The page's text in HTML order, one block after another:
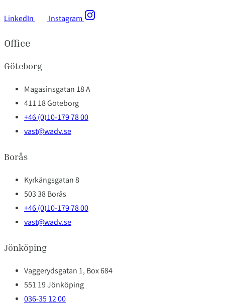
LinkedIn Instagram
Office
Göteborg
Magasinsgatan 18 A
411 18 Göteborg
+46 (0)10-179 78 00
vast@wadv.se
Borås
Kyrkängsgatan 8
503 38 Borås
+46 (0)10-179 78 00
vast@wadv.se
Jönköping
Vaggerydsgatan 1, Box 684
551 19 Jönköping
036-35 12 00